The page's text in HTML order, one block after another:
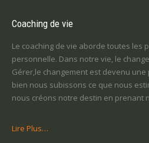
Coaching de vie
Le coaching de vie aborde toutes les
personnelle. Dans notre vie, le
Gérer,le changement est devenu
bien nous subissons ce que nous
nous créons notre destin en prenant
Lire Plus…